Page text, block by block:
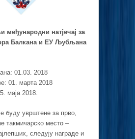
натјечај за
Балкана и ЕУ Љубљана
01.03. 2018
01. марта 2018
маја 2018.
буду уврштене за прво,
такмичарско место –
следују награде и